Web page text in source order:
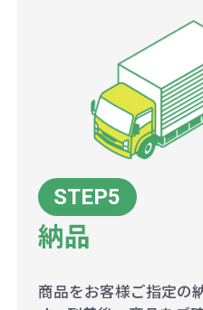
納品
商品をお客様ご指定の